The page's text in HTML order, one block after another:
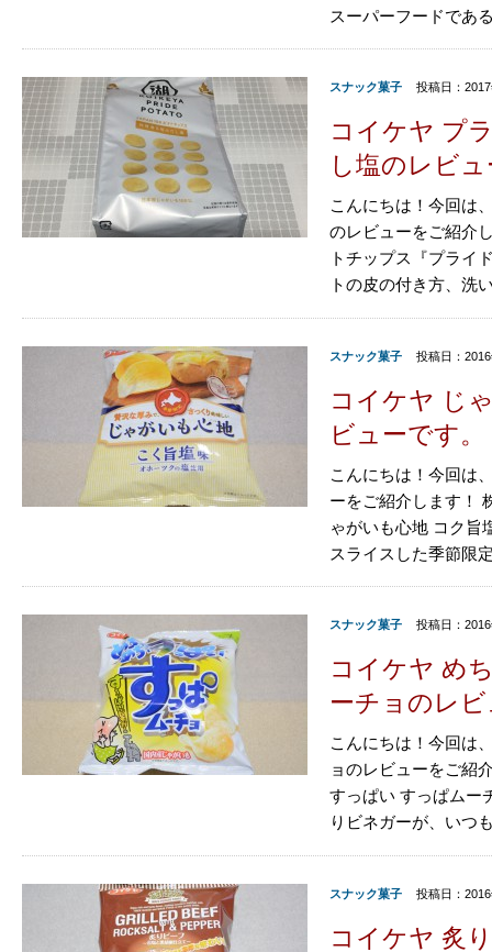
スーパーフードであ
スナック菓子 投稿日：
コイケヤ プ
し塩のレビ
こんにちは！今回は
のレビューをご紹介
トチップス『プライ
トの皮の付き方、洗
スナック菓子 投稿日：
コイケヤ じ
ビューです。
こんにちは！今回は
ーをご紹介します！
ゃがいも心地 コク旨
スライスした季節限
スナック菓子 投稿日：
コイケヤ め
ーチョのレ
こんにちは！今回は
ョのレビューをご紹
すっぱい すっぱムー
りビネガーが、いつ
スナック菓子 投稿日：
コイケヤ 炙